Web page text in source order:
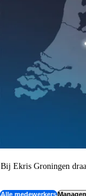
Bij Ekris Groningen
Alle medewerkers